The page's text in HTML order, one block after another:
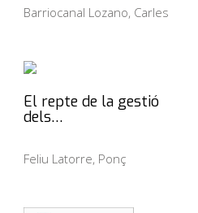
Barriocanal Lozano, Carles
El repte de la gestió
dels…
Feliu Latorre, Ponç